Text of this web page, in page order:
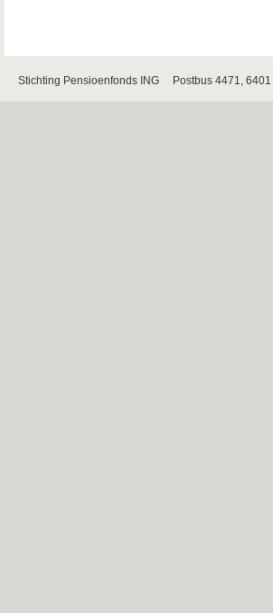
Stichting Pensioenfonds ING Postbus 4471, 6401